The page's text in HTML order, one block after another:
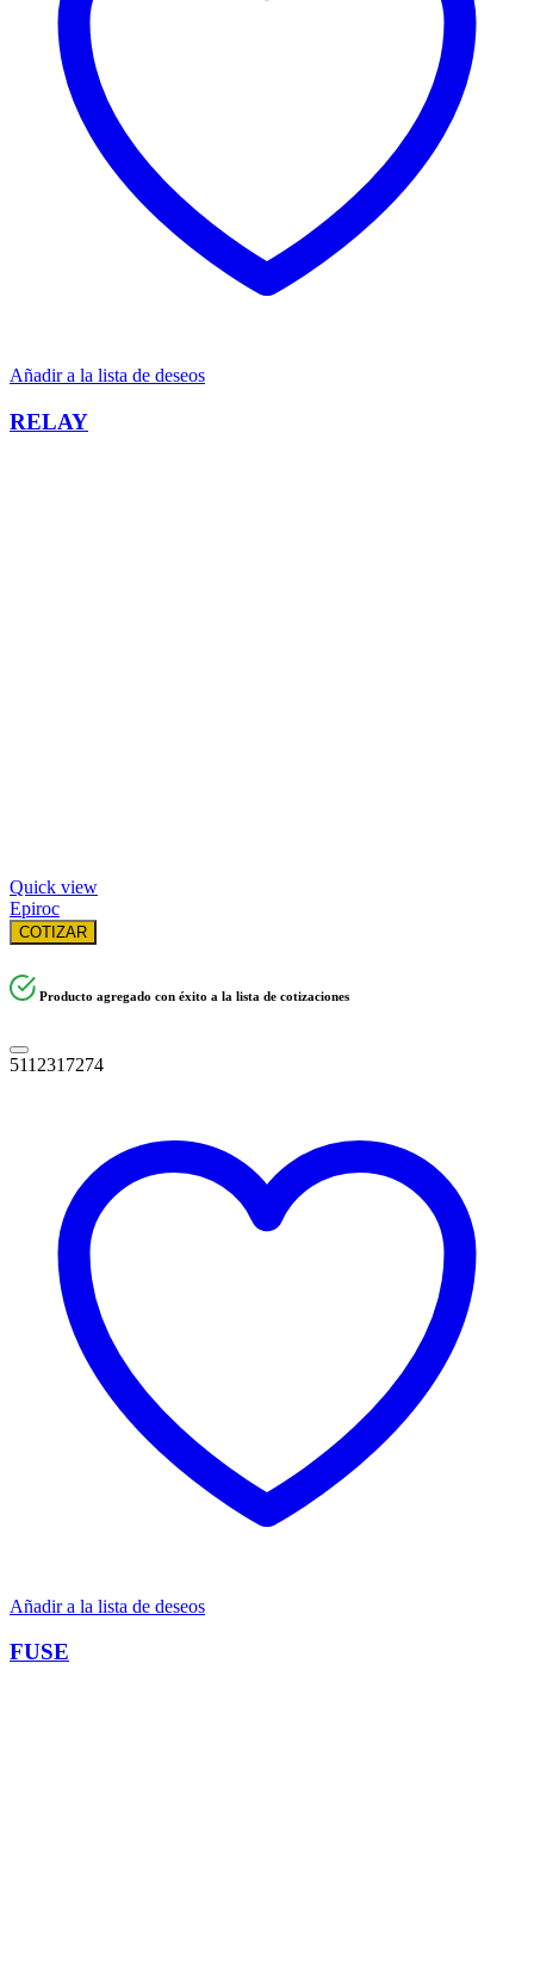
Añadir a la lista de deseos
RELAY
Quick view
Epiroc
COTIZAR
Producto agregado con éxito a la lista de cotizaciones
5112317274
Añadir a la lista de deseos
FUSE